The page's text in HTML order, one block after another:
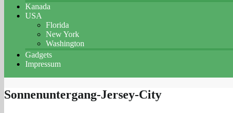
Kanada
USA
Florida
New York
Washington
Gadgets
Impressum
Sonnenuntergang-Jersey-City